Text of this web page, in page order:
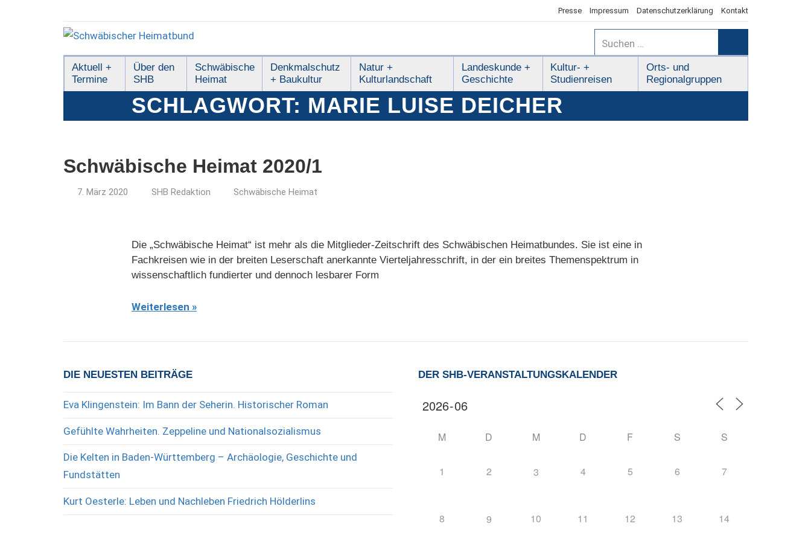
Presse Impressum Datenschutzerklärung Kontakt
Schwäbischer
Heimatbund
Suchen
nach:
Aktuell +
Termine
Über den
SHB
Schwäbische
Heimat
Denkmalschutz
+ Baukultur
Natur +
Kulturlandschaft
Landeskunde +
Geschichte
Kultur- +
Studienreisen
Orts- und
Regionalgruppen
SCHLAGWORT: MARIE LUISE DEICHER
Schwäbische Heimat 2020/1
7. März 2020 SHB Redaktion Schwäbische Heimat
Die „Schwäbische Heimat“ ist mehr als die Mitglieder-Zeitschrift des Schwäbischen Heimatbundes. Sie ist eine in
Fachkreisen wie in der breiten Leserschaft anerkannte Vierteljahresschrift, in der ein breites Themenspektrum in
wissenschaftlich fundierter und dennoch lesbarer Form
Weiterlesen
DIE NEUESTEN BEITRÄGE
Eva Klingenstein: Im Bann der Seherin. Historischer Roman
Gefühlte Wahrheiten. Zeppeline und Nationalsozialismus
Die Kelten in Baden-Württemberg – Archäologie, Geschichte und
Fundstätten
Kurt Oesterle: Leben und Nachleben Friedrich Hölderlins
DER SHB-VERANSTALTUNGSKALENDER
M D M D F S S
1 2 3 4 5 6 7
8 9 10 11 12 13 14